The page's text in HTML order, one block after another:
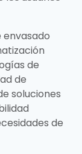
envasado
de
de
soluciones
de